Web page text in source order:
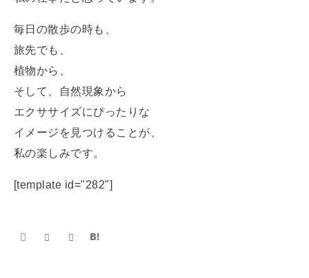
毎日の散歩の時も、
旅先でも、
植物から、
そして、自然現象から
エクササイズにぴったりな
イメージを見つけることが、
私の楽しみです。
[template id="282"]